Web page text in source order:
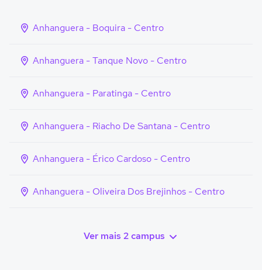
Anhanguera - Boquira - Centro
Anhanguera - Tanque Novo - Centro
Anhanguera - Paratinga - Centro
Anhanguera - Riacho De Santana - Centro
Anhanguera - Érico Cardoso - Centro
Anhanguera - Oliveira Dos Brejinhos - Centro
Ver mais 2 campus